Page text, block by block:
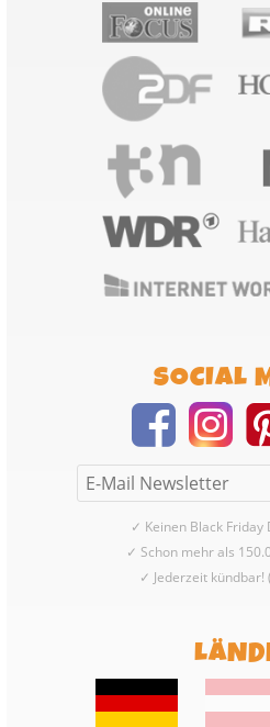
SOCIAL
✓ Keinen Black Friday
✓ Schon mehr als
✓ Jederzeit kündbar! (